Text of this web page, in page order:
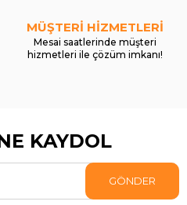
MÜŞTERİ HİZMETLERİ
Mesai saatlerinde müşteri
hizmetleri ile çözüm imkanı!
KAYDOL
GÖNDER